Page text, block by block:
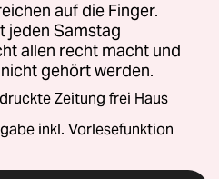
auf die Finger.
jeden Samstag
allen recht macht und
gehört werden.
Zeitung frei Haus
inkl. Vorlesefunktion